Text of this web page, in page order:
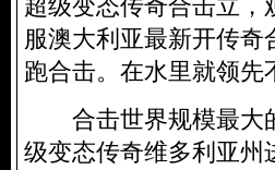
超级变态传奇合击立
服澳大利亚最新开传
跑合击。在水里就领先
合击世界规模最大
级变态传奇维多利亚州